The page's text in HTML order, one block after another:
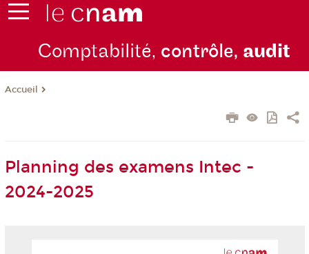
Comptabilité, contrôle, audit
Accueil
Planning des examens Intec -
2024-2025